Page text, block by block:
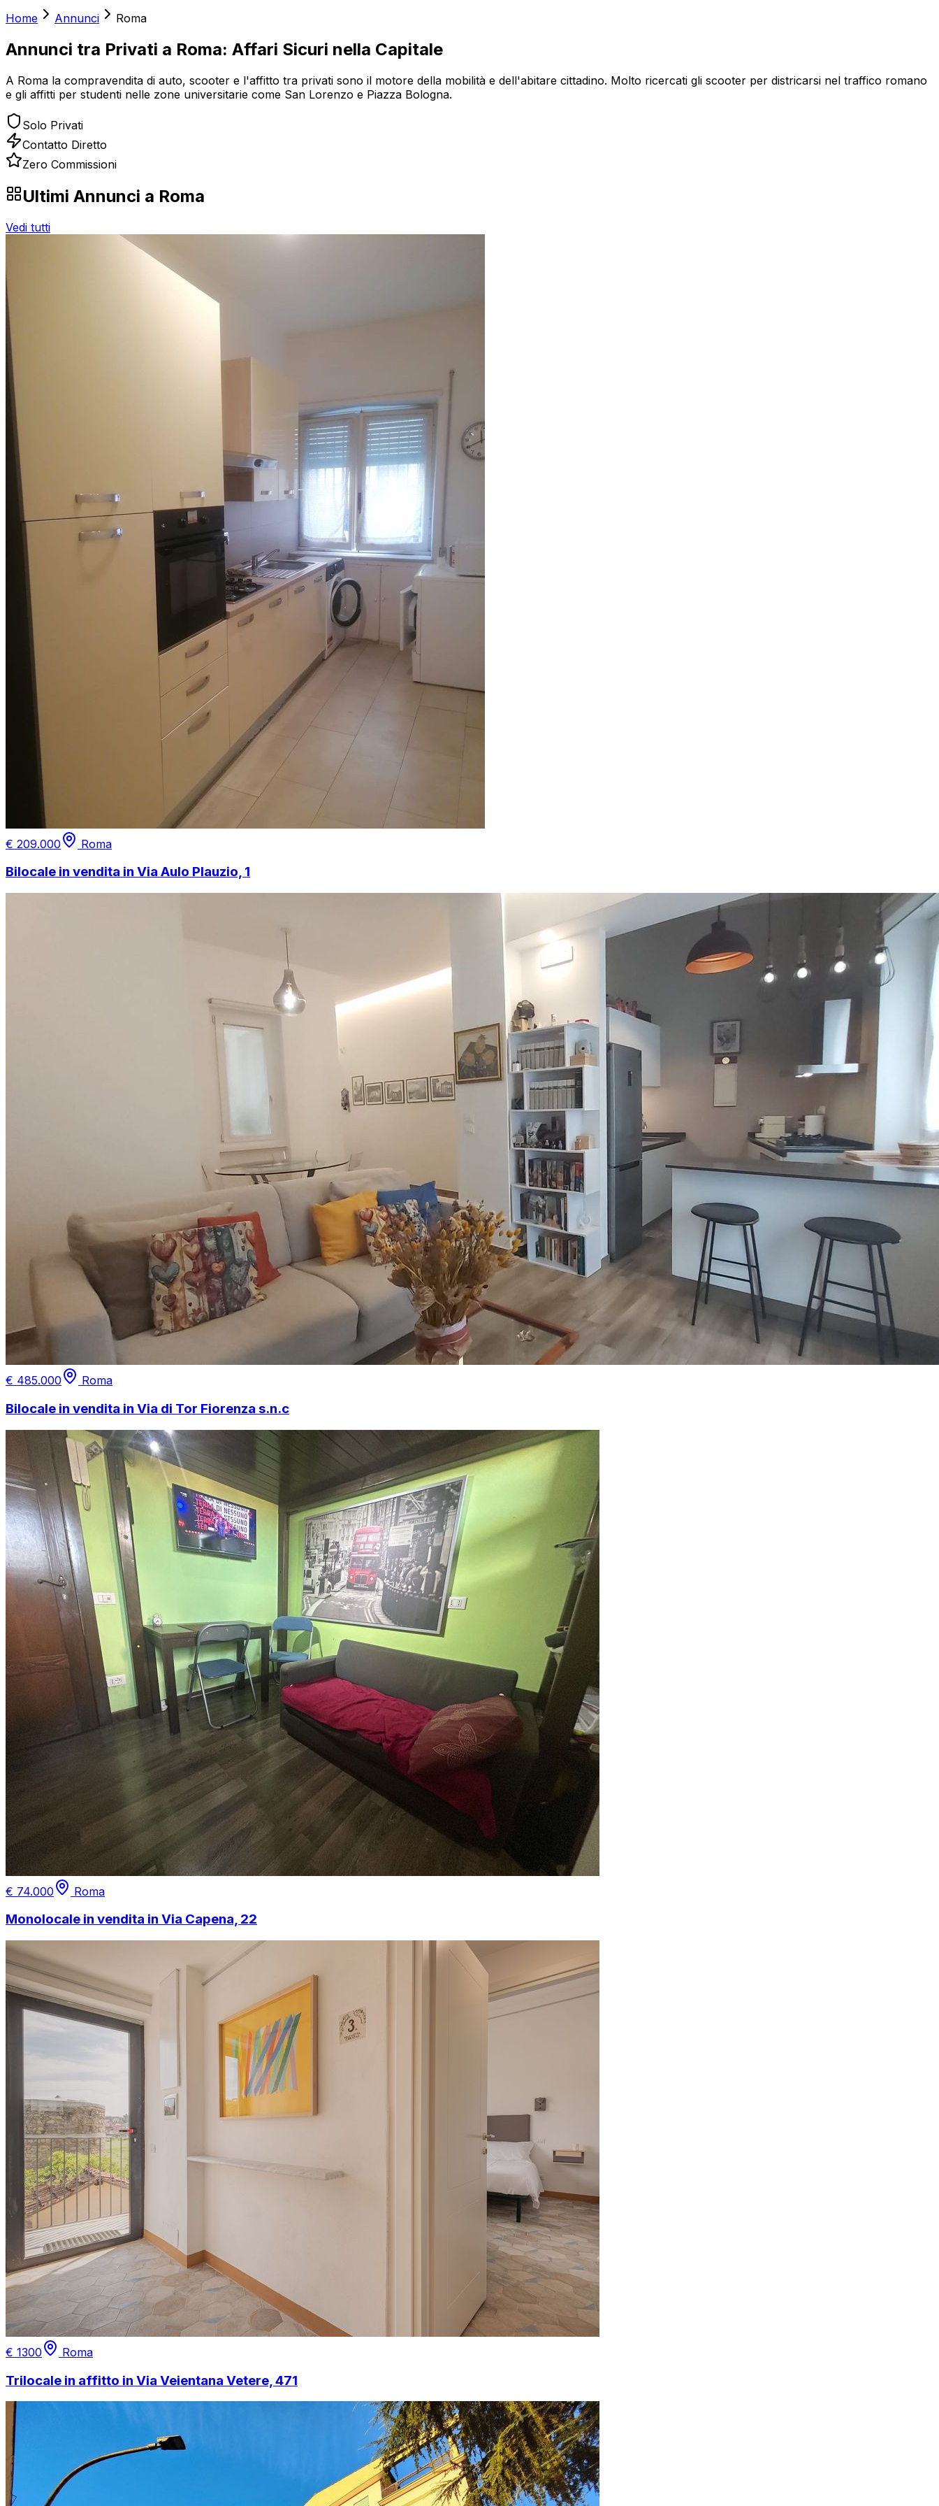
Home Annunci Roma
Annunci tra Privati a Roma: Affari Sicuri nella Capitale
A Roma la compravendita di auto, scooter e l'affitto tra privati sono il motore della mobilità e dell'abitare cittadino. Molto ricercati gli scooter per districarsi nel traffico romano
e gli affitti per studenti nelle zone universitarie come San Lorenzo e Piazza Bologna.
Solo Privati
Contatto Diretto
Zero Commissioni
Ultimi Annunci a Roma
Vedi tutti
€ 209.000 Roma
Bilocale in vendita in Via Aulo Plauzio, 1
€ 485.000 Roma
Bilocale in vendita in Via di Tor Fiorenza s.n.c
€ 74.000 Roma
Monolocale in vendita in Via Capena, 22
€ 1300 Roma
Trilocale in affitto in Via Veientana Vetere, 471